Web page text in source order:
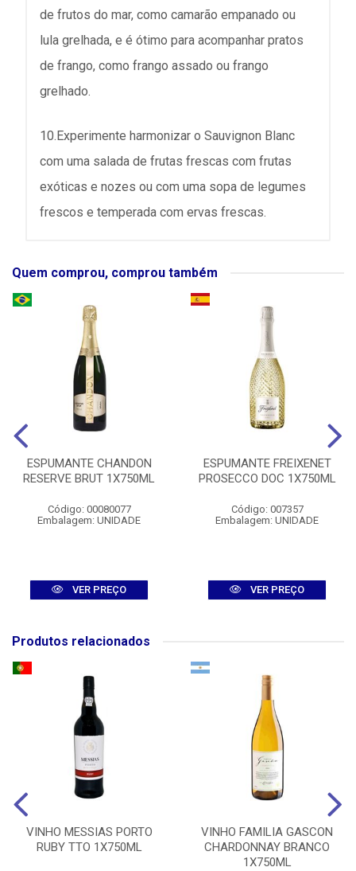
de frutos do mar, como camarão empanado ou
lula grelhada, e é ótimo para acompanhar pratos
de frango, como frango assado ou frango
grelhado.
10.Experimente harmonizar o Sauvignon Blanc
com uma salada de frutas frescas com frutas
exóticas e nozes ou com uma sopa de legumes
frescos e temperada com ervas frescas.
Quem comprou, comprou também
ESPUMANTE CHANDON
RESERVE BRUT 1X750ML
Código: 00080077
Embalagem: UNIDADE
VER PREÇO
ESPUMANTE FREIXENET
PROSECCO DOC 1X750ML
Código: 007357
Embalagem: UNIDADE
VER PREÇO
Produtos relacionados
VINHO MESSIAS PORTO
RUBY TTO 1X750ML
VINHO FAMILIA GASCON
CHARDONNAY BRANCO
1X750ML